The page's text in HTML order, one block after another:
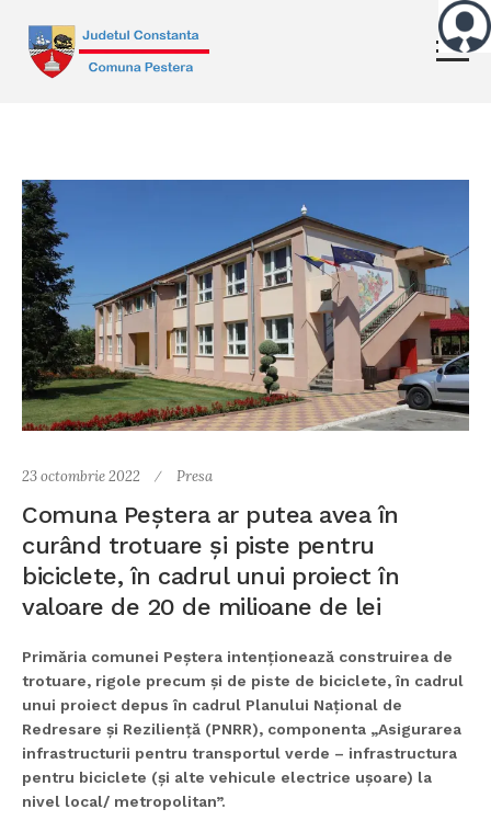
23 octombrie 2022 Presa
Comuna Peștera ar putea avea în
curând trotuare și piste pentru
biciclete, în cadrul unui proiect în
valoare de 20 de milioane de lei
Primăria comunei Peștera intenționează construirea de
trotuare, rigole precum și de piste de biciclete, în cadrul
unui proiect depus în cadrul Planului Național de
Redresare și Reziliență (PNRR), componenta „Asigurarea
infrastructurii pentru transportul verde – infrastructura
pentru biciclete (și alte vehicule electrice ușoare) la
nivel local/ metropolitan”.